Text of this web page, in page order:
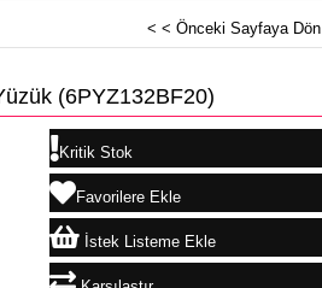
< < Önceki Sayfaya Dön
(6PYZ132BF20)
Kritik Stok
Favorilere Ekle
İstek Listeme Ekle